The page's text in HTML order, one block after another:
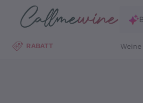
Zum Hauptinhalt springen
RABATT Weine